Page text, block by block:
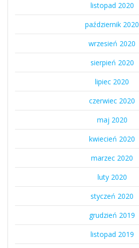
listopad 2020
październik 2020
wrzesień 2020
sierpień 2020
lipiec 2020
czerwiec 2020
maj 2020
kwiecień 2020
marzec 2020
luty 2020
styczeń 2020
grudzień 2019
listopad 2019